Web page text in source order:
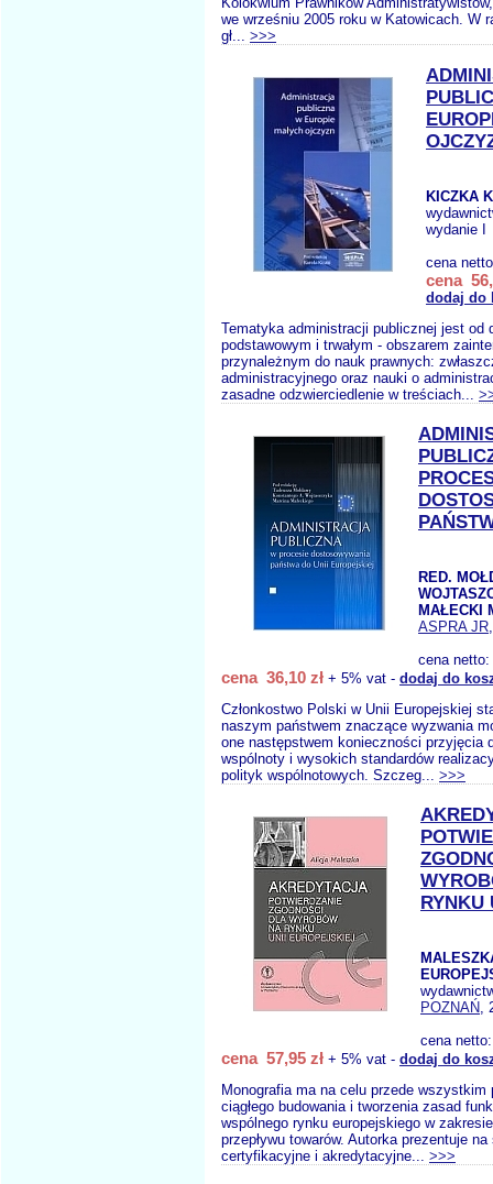
we wrześniu 2005 roku w Katowicach. W
gł... >>>
KICZKA
wydanie I
cena
cena
dodaj do
Tematyka administracji publicznej jest od
podstawowym i trwałym - obszarem
przynależnym do nauk prawnych:
administracyjnego oraz nauki o
zasadne odzwierciedlenie w treściach...
RED.
MAŁECKI
ASPRA JR
cena netto:
cena 36,10 zł + 5% vat - dodaj do
Członkostwo Polski w Unii Europejskiej
naszym państwem znaczące wyzwania
one następstwem konieczności przyjęcia
wspólnoty i wysokich standardów
polityk wspólnotowych. Szczeg... >>>
RYNKU
POZNAŃ,
cena
cena 57,95 zł + 5% vat - dodaj do
Monografia ma na celu przede wszystkim
ciągłego budowania i tworzenia zasad
wspólnego rynku europejskiego w
przepływu towarów. Autorka prezentuje
certyfikacyjne i akredytacyjne... >>>